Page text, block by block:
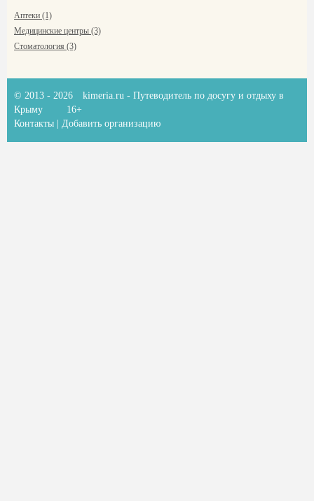
Аптеки (1)
Медицинские центры (3)
Стоматология (3)
© 2013 - 2026 kimeria.ru - Путеводитель по досугу и отдыху в
Крыму
16+
Контакты
Добавить организацию